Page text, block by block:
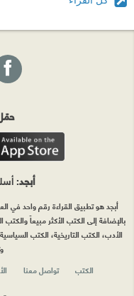
أبجد:
أبجد هو تطبيق القراءة رقم واحد في
بالإضافة إلى الكتب الأكثر مبيعاً
الأدب، الكتب التاريخية، الكتب
الكتب
تواصل معنا